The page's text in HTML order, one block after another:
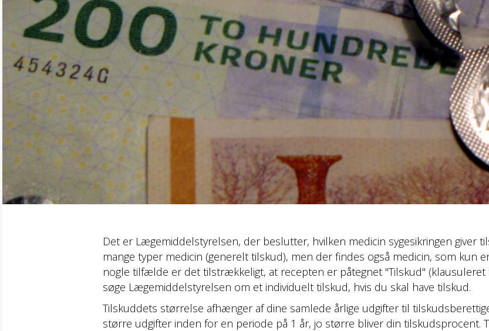
Det er Lægemiddelstyrelsen, der beslutter, hvilken medicin sygesikringen giver
mange typer medicin (generelt tilskud), men der findes også medicin, som kun
nogle tilfælde er det tilstrækkeligt, at recepten er påtegnet "Tilskud"
søge Lægemiddelstyrelsen om et individuelt tilskud, hvis du skal have tilskud.
Tilskuddets størrelse afhænger af dine samlede årlige udgifter til
større udgifter inden for en periode på 1 år, jo større bliver din